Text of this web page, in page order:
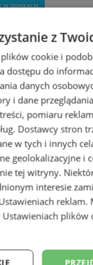
w
z
cookie i
dostępu do
danych
i dane
pomiaru
Dostawcy stron
w tych i innych
geolokalizacyjne i
tej witryny.
interesie
reklam.
Ustawieniach plików